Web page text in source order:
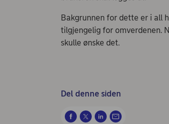
Bakgrunnen for dette er i all
tilgjengelig for omverdenen.
skulle ønske det.
Del denne siden